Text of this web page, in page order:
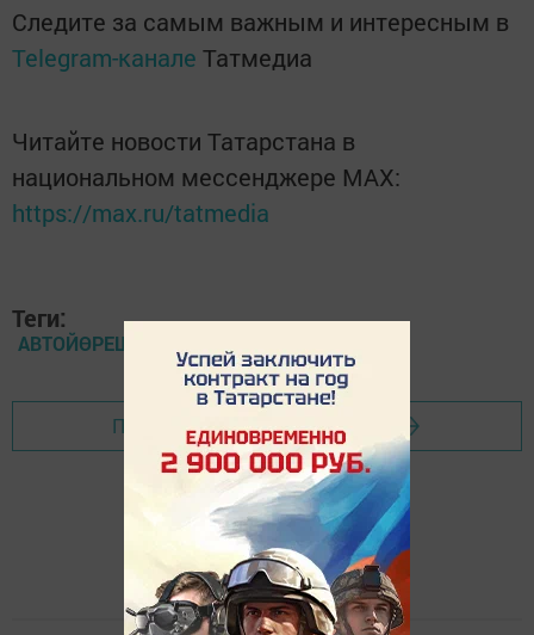
Следите за самым важным и интересным в
Telegram-канале Татмедиа
Читайте новости Татарстана в
национальном мессенджере MАХ:
https://max.ru/tatmedia
Теги:
АВТОЙӨРЕШ
Перейти на страницу новости